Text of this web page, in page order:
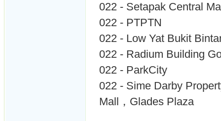
022 - Setapak Central
022 - PTPTN
022 - Low Yat Bukit
022 - Radium Building
022 - ParkCity
022 - Sime Darby
Mall，Glades Plaza